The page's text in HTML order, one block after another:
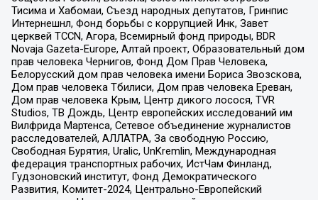
Тисима и Хабомаи, Съезд народных депутатов, Гринпис
Интернешнл, Фонд борьбы с коррупцией Инк, Завет
церквей TCCN, Агора, Всемирный фонд природы, BDR
Novaja Gazeta-Europe, Алтай проект, Образовательный дом
прав человека Чернигов, Фонд Дом Прав Человека,
Белорусский дом прав человека имени Бориса Звозскова,
Дом прав человека Тбилиси, Дом прав человека Ереван,
Дом прав человека Крым, Центр дикого лосося, TVR
Studios, ТВ Дождь, Центр европейских исследований им
Вилфрида Мартенса, Сетевое объединение журналистов
расследователей, АЛЛАТРА, За свободную Россию,
Свободная Бурятия, Uralic, UnKremlin, Международная
федерация транспортных рабочих, ИстЧам Финланд,
Гудзоновский институт, Фонд Демократического
Развития, Комитет-2024, Центрально-Европейский